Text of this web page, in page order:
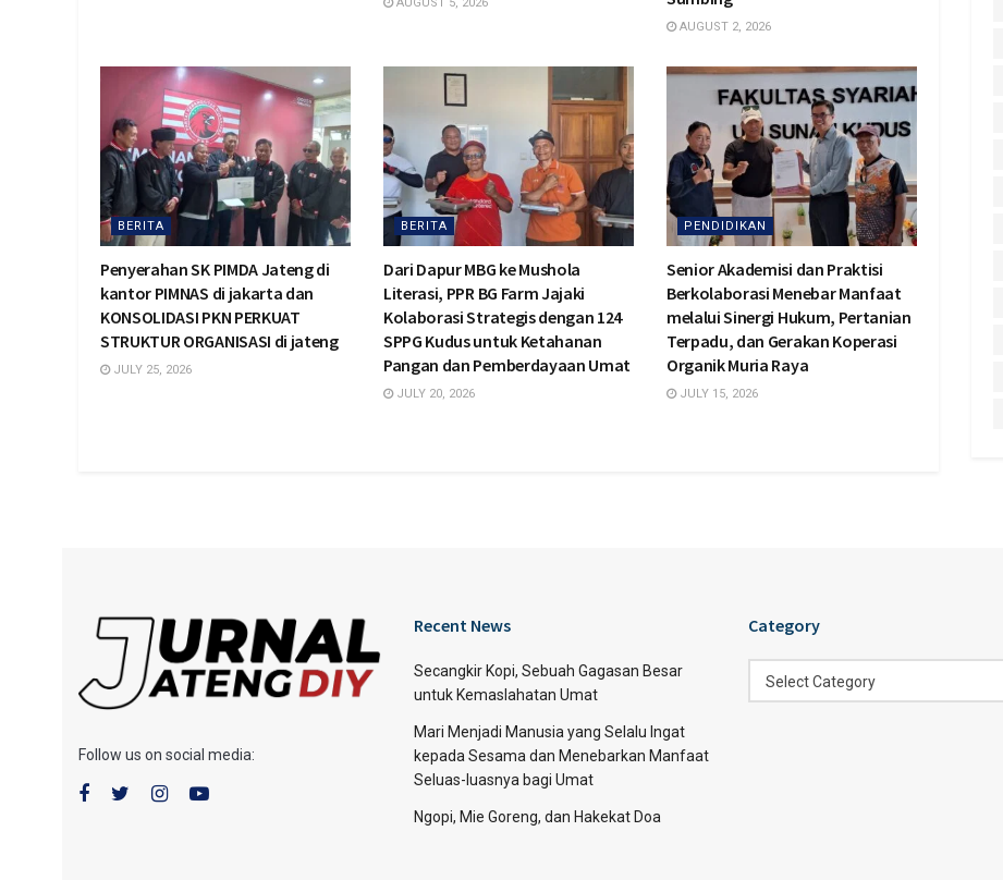
AUGUST 5, 2026
AUGUST 2, 2026
BERITA
Penyerahan SK PIMDA Jateng di
kantor PIMNAS di jakarta dan
KONSOLIDASI PKN PERKUAT
STRUKTUR ORGANISASI di jateng
JULY 25, 2026
BERITA
Dari Dapur MBG ke Mushola
Literasi, PPR BG Farm Jajaki
Kolaborasi Strategis dengan 124
SPPG Kudus untuk Ketahanan
Pangan dan Pemberdayaan Umat
JULY 20, 2026
PENDIDIKAN
Senior Akademisi dan Praktisi
Berkolaborasi Menebar Manfaat
melalui Sinergi Hukum, Pertanian
Terpadu, dan Gerakan Koperasi
Organik Muria Raya
JULY 15, 2026
Follow us on social media:
Recent News
Secangkir Kopi, Sebuah Gagasan Besar
untuk Kemaslahatan Umat
Mari Menjadi Manusia yang Selalu Ingat
kepada Sesama dan Menebarkan Manfaat
Seluas-luasnya bagi Umat
Ngopi, Mie Goreng, dan Hakekat Doa
Category
Select Category